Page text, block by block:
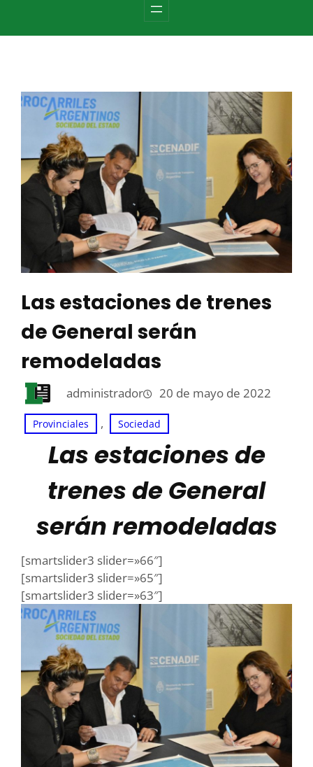
Las estaciones de trenes
de General serán
remodeladas
administrador 20 de mayo de 2022
Provinciales , Sociedad
Las estaciones de
trenes de General
serán remodeladas
[smartslider3 slider=»66″]
[smartslider3 slider=»65″]
[smartslider3 slider=»63″]